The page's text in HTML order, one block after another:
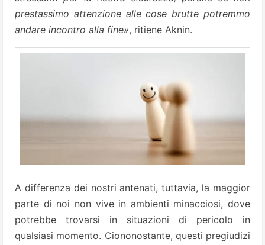
prestassimo attenzione alle cose brutte potremmo
andare incontro alla fine», ritiene Aknin.
A differenza dei nostri antenati, tuttavia, la maggior
parte di noi non vive in ambienti minacciosi, dove
potrebbe trovarsi in situazioni di pericolo in
qualsiasi momento. Ciononostante, questi pregiudizi